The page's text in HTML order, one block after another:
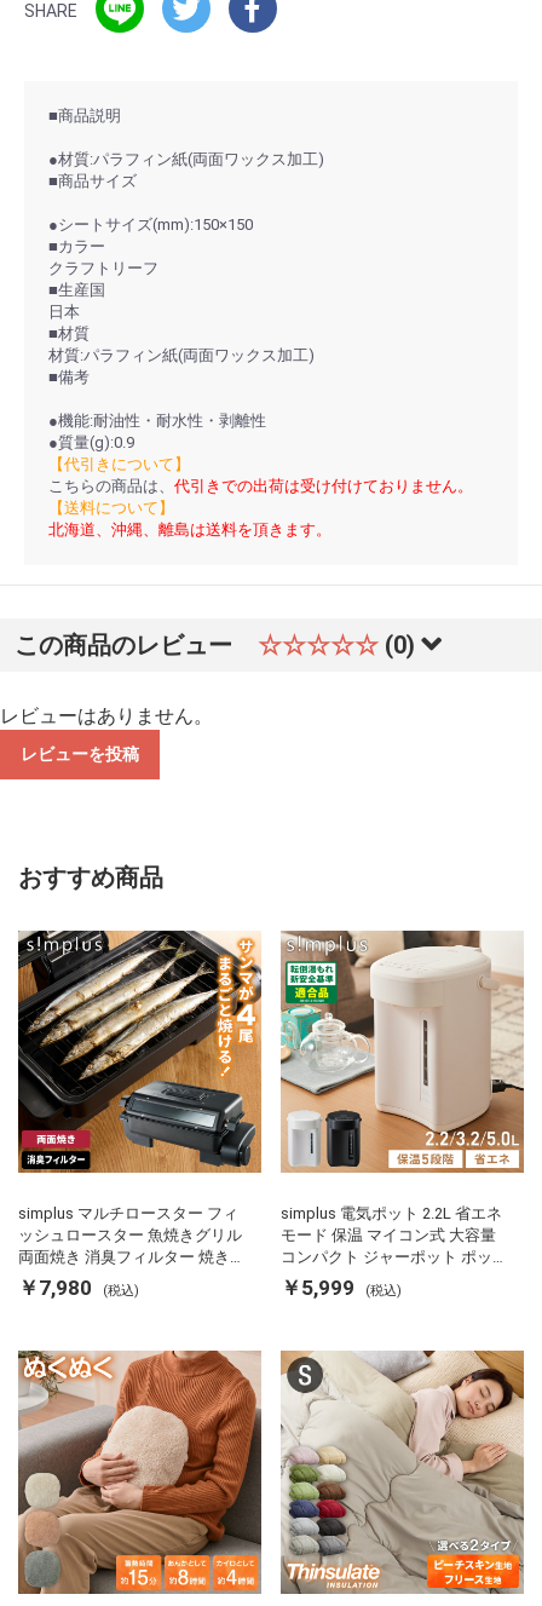
SHARE
■商品説明
●材質:パラフィン紙(両面ワックス加工)
■商品サイズ
●シートサイズ(mm):150×150
■カラー
クラフトリーフ
■生産国
日本
■材質
材質:パラフィン紙(両面ワックス加工)
■備考
●機能:耐油性・耐水性・剥離性
●質量(g):0.9
【代引きについて】
こちらの商品は、 代引きでの出荷は受け付けておりません。
【送料について】
北海道、沖縄、離島は送料を頂きます。
この商品のレビュー ☆☆☆☆☆ (0)
レビューはありません。
レビューを投稿
おすすめ商品
simplus マルチロースター フィ
ッシュロースター 魚焼きグリル
両面焼き 消臭フィルター 焼き魚
両面ヒーター タイマー付き SP-
FRS01 マットブラック シンプラ
￥7,980 (税込)
simplus 電気ポット 2.2L 省エネ
モード 保温 マイコン式 大容量
コンパクト ジャーポット ポット
カルキ抜き 空焚き防止 温度調節
軽量 SP-PD22 シンプラス
￥5,999 (税込)